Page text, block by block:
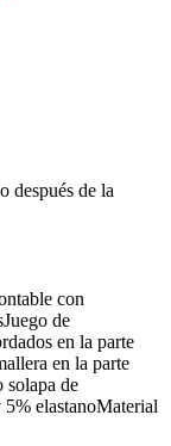
después de la
con
de
en la parte
en la parte
solapa de
elastanoMaterial